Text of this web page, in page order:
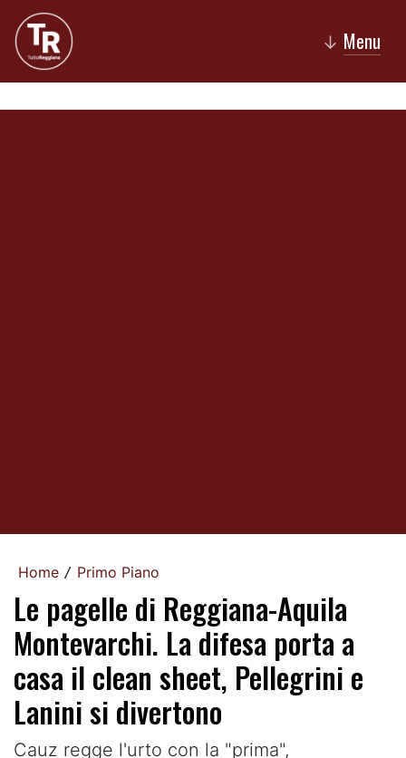
↓ Menu
Home / Primo Piano
Le pagelle di Reggiana-Aquila
Montevarchi. La difesa porta a
casa il clean sheet, Pellegrini e
Lanini si divertono
Cauz regge l'urto con la "prima",